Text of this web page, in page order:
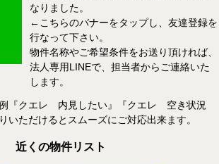
なりました。
←こちらのバナーをタップし、友達登録を
行なって下さい。
物件名称やご希望条件をお送り頂ければ、
法人専用LINEで、担当者からご連絡いた
します。
『クエレ 内見したい』『クエレ 空き状況
いただけるとスムーズにご対応出来ます。
近くの物件リスト